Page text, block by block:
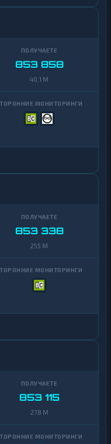
853 858
40,1 M
853 338
255 M
853 115
278 M